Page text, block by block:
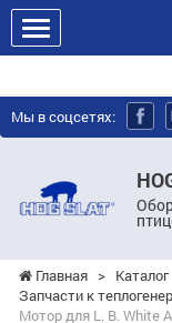
Мы в соцсетях:
Главная > Каталог
Запчасти к
Мотор для L. B. White